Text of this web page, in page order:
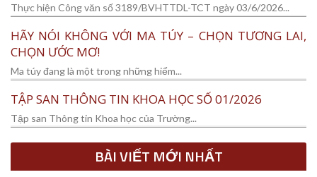
Thực hiện Công văn số 3189/BVHTTDL-TCT ngày 03/6/2026...
HÃY NÓI KHÔNG VỚI MA TÚY – CHỌN TƯƠNG LAI,
CHỌN ƯỚC MƠ!
Ma túy đang là một trong những hiểm...
TẬP SAN THÔNG TIN KHOA HỌC SỐ 01/2026
Tập san Thông tin Khoa học của Trường...
BÀI VIẾT MỚI NHẤT